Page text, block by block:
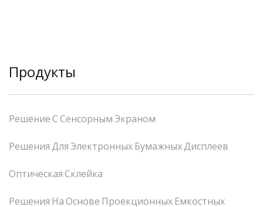
Продукты
Решение С Сенсорным Экраном
Решения Для Электронных Бумажных Дисплеев
Оптическая Склейка
Решения На Основе Проекционных Емкостных